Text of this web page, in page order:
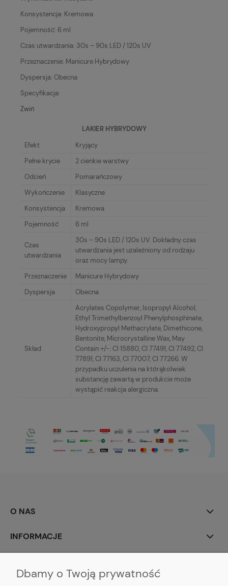
Konsystencja: Kremowa
Pojemność: 6 ml
Czas utwardzania: 30s – 90s LED / 120s UV
Przeznaczenie: Manicure Hybrydowy
Dyspersja: Obecna
Specyfikacja:
Zwiń
LAKIER HYBRYDOWY
Efekt
Kryjący
Pełne krycie
2 cienkie warstwy
Odcień
Pomarańczowy
Wykończenie
Klasyczne
Konsystencja
Kremowa
Pojemność
6 ml
Czas
utwardzania
30s – 90s LED / 120s UV. Dokładny czas
utwardzania jest uzależniony od rodzaju
oraz mocy lampy.
Przeznaczenie
Manicure Hybrydowy
Dyspersja
Obecna
Skład
Acrylates Copolymer, Isopropyl Alcohol,
Ethyl Trimethylbenzoyl Phenylphosphinate,
Hydroxypropyl Methacrylate, Dimethicone,
Bentonite, Microcrystalline Wax, May
Contain +/-: CI 15880, CI 77491, CI 77492, CI
77891, CI 77163, CI 77007, CI 77266. W
przypadku uczulenia na którąkolwiek
substancję zawartą w produkcie może
wystąpić reakcja alergiczna.
O NAS
INFORMACJE
Dbamy o Twoją prywatność